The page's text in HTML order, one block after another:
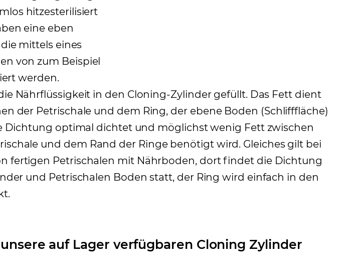
hitzesterilisiert
eine eben
mittels eines
von zum Beispiel
werden.
Nährflüssigkeit in den Cloning-Zylinder gefüllt. Das Fett dient
der Petrischale und dem Ring, der ebene Boden (Schlifffläche)
Dichtung optimal dichtet und möglichst wenig Fett zwischen
und dem Rand der Ringe benötigt wird. Gleiches gilt bei
fertigen Petrischalen mit Nährboden, dort findet die Dichtung
und Petrischalen Boden statt, der Ring wird einfach in den
auf Lager verfügbaren Cloning Zylinder